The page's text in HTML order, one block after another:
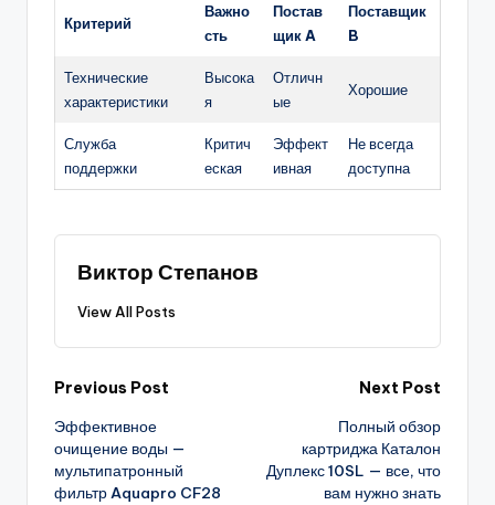
Критерий
Важно
сть
Постав
щик A
Поставщик
B
Технические
характеристики
Высока
я
Отличн
ые
Хорошие
Служба
поддержки
Критич
еская
Эффект
ивная
Не всегда
доступна
Виктор Степанов
View All Posts
Post
navigation
Previous Post
Эффективное
очищение воды —
мультипатронный
фильтр Aquapro CF28
Next Post
Полный обзор
картриджа Каталон
Дуплекс 10SL — все, что
вам нужно знать